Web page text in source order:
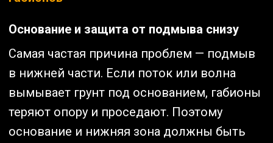
Основание и защита от подмыва снизу
Самая частая причина проблем — подмыв
в нижней части. Если поток или волна
вымывает грунт под основанием, габионы
теряют опору и проседают. Поэтому
основание и нижняя зона должны быть